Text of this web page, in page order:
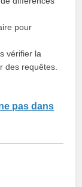
pour
vérifier la
des requêtes.
pas dans